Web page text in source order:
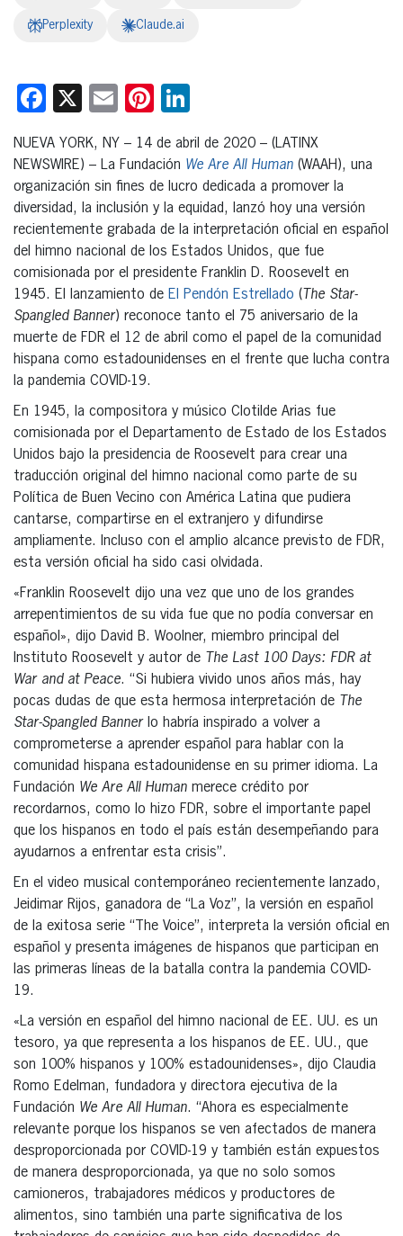
Perplexity Claude.ai
Facebook
X EmailPinterest
NUEVA YORK, NY – 14 de abril de 2020 – (LATINX
NEWSWIRE) – La Fundación We Are All Human (WAAH), una
organización sin fines de lucro dedicada a promover la
diversidad, la inclusión y la equidad, lanzó hoy una versión
recientemente grabada de la interpretación oficial en español
del himno nacional de los Estados Unidos, que fue
comisionada por el presidente Franklin D. Roosevelt en
1945. El lanzamiento de El Pendón Estrellado (The Star-
Spangled Banner) reconoce tanto el 75 aniversario de la
muerte de FDR el 12 de abril como el papel de la comunidad
hispana como estadounidenses en el frente que lucha contra
la pandemia COVID-19.
En 1945, la compositora y músico Clotilde Arias fue
comisionada por el Departamento de Estado de los Estados
Unidos bajo la presidencia de Roosevelt para crear una
traducción original del himno nacional como parte de su
Política de Buen Vecino con América Latina que pudiera
cantarse, compartirse en el extranjero y difundirse
ampliamente. Incluso con el amplio alcance previsto de FDR,
esta versión oficial ha sido casi olvidada.
«Franklin Roosevelt dijo una vez que uno de los grandes
arrepentimientos de su vida fue que no podía conversar en
español», dijo David B. Woolner, miembro principal del
Instituto Roosevelt y autor de The Last 100 Days: FDR at
War and at Peace. “Si hubiera vivido unos años más, hay
pocas dudas de que esta hermosa interpretación de The
Star-Spangled Bannerlo habría inspirado a volver a
comprometerse a aprender español para hablar con la
comunidad hispana estadounidense en su primer idioma. La
Fundación We Are All Human merece crédito por
recordarnos, como lo hizo FDR, sobre el importante papel
que los hispanos en todo el país están desempeñando para
ayudarnos a enfrentar esta crisis”.
En el video musical contemporáneo recientemente lanzado,
Jeidimar Rijos, ganadora de “La Voz”, la versión en español
de la exitosa serie “The Voice”, interpreta la versión oficial en
español y presenta imágenes de hispanos que participan en
las primeras líneas de la batalla contra la pandemia COVID-
19.
«La versión en español del himno nacional de EE. UU. es un
tesoro, ya que representa a los hispanos de EE. UU., que
son 100% hispanos y 100% estadounidenses», dijo Claudia
Romo Edelman, fundadora y directora ejecutiva de la
Fundación We Are All Human. “Ahora es especialmente
relevante porque los hispanos se ven afectados de manera
desproporcionada por COVID-19 y también están expuestos
de manera desproporcionada, ya que no solo somos
camioneros, trabajadores médicos y productores de
alimentos, sino también una parte significativa de los